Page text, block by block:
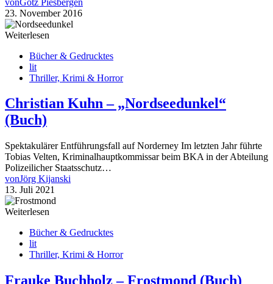
23. November 2016
Weiterlesen
Bücher & Gedrucktes
lit
Thriller, Krimi & Horror
Christian Kuhn – „Nordseedunkel“
(Buch)
Spektakulärer Entführungsfall auf Norderney Im letzten Jahr führte
Tobias Velten, Kriminalhauptkommissar beim BKA in der Abteilung
Polizeilicher Staatsschutz…
vonJörg Kijanski
13. Juli 2021
Weiterlesen
Bücher & Gedrucktes
lit
Thriller, Krimi & Horror
Frauke Buchholz – Frostmond (Buch)